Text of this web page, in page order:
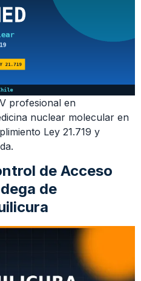
profesional en
nuclear molecular en
Ley 21.719 y
de Acceso
de